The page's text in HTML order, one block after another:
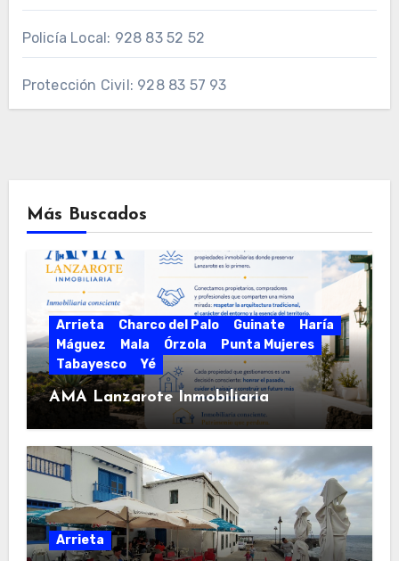
Policía Local: 928 83 52 52
Protección Civil: 928 83 57 93
Más Buscados
Arrieta Charco del Palo Guinate
Haría
Máguez
Mala Órzola
Punta Mujeres
Tabayesco
Yé
AMA Lanzarote Inmobiliaria
Arrieta